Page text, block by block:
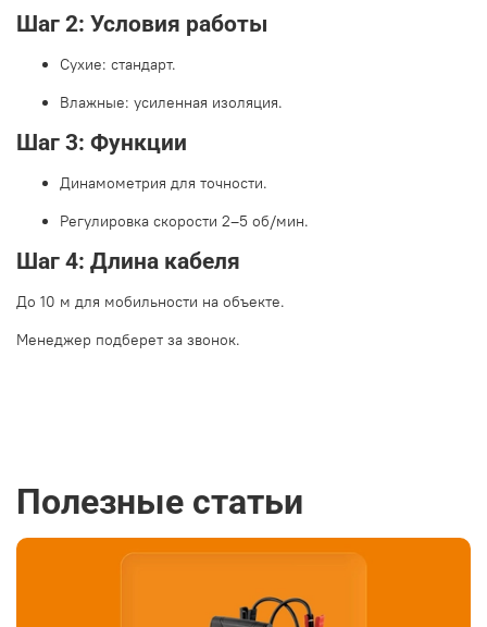
Шаг 2: Условия работы
Сухие: стандарт.
Влажные: усиленная изоляция.
Шаг 3: Функции
Динамометрия для точности.
Регулировка скорости 2–5 об/мин.
Шаг 4: Длина кабеля
До 10 м для мобильности на объекте.
Менеджер подберет за звонок.
Полезные статьи